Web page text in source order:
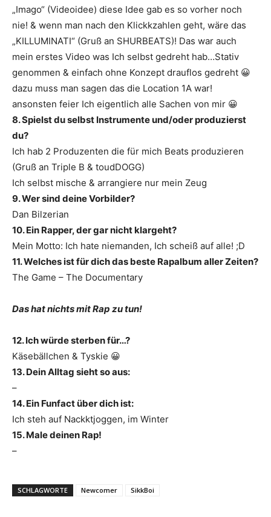
„Imago“ (Videoidee) diese Idee gab es so vorher noch
nie! & wenn man nach den Klickkzahlen geht, wäre das
„KILLUMINATI“ (Gruß an SHURBEATS)! Das war auch
mein erstes Video was Ich selbst gedreht hab…Stativ
genommen & einfach ohne Konzept drauflos gedreht 😀
dazu muss man sagen das die Location 1A war!
ansonsten feier Ich eigentlich alle Sachen von mir 😀
8. Spielst du selbst Instrumente und/oder produzierst
du?
Ich hab 2 Produzenten die für mich Beats produzieren
(Gruß an Triple B & toudDOGG)
Ich selbst mische & arrangiere nur mein Zeug
9. Wer sind deine Vorbilder?
Dan Bilzerian
10. Ein Rapper, der gar nicht klargeht?
Mein Motto: Ich hate niemanden, Ich scheiß auf alle! ;D
11. Welches ist für dich das beste Rapalbum aller Zeiten?
The Game – The Documentary
Das hat nichts mit Rap zu tun!
12. Ich würde sterben für…?
Käsebällchen & Tyskie 😀
13. Dein Alltag sieht so aus:
–
14. Ein Funfact über dich ist:
Ich steh auf Nackktjoggen, im Winter
15. Male deinen Rap!
–
SCHLAGWORTE Newcomer SikkBoi